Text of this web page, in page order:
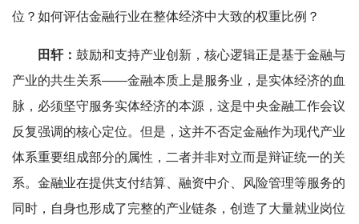
位？如何评估金融行业在整体经济中大致的权重比例？
田轩： 鼓励和支持产业创新，核心逻辑正是基于金融与
产业的共生关系——金融本质上是服务业，是实体经济的血
脉，必须坚守服务实体经济的本源，这是中央金融工作会议
反复强调的核心定位。但是，这并不否定金融作为现代产业
体系重要组成部分的属性，二者并非对立而是辩证统一的关
系。金融业在提供支付结算、融资中介、风险管理等服务的
同时，自身也形成了完整的产业链条，创造了大量就业岗位